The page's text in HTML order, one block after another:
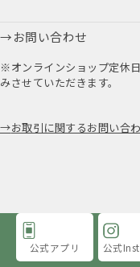
お問い合わせ
※オンラインショップ定休
みさせていただきます。
お取引に関するお問い合
公式アプリ 公式